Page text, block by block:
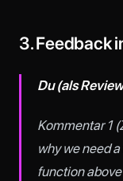
3. Feedback
Du (als
Kommentar 1
why we need
function